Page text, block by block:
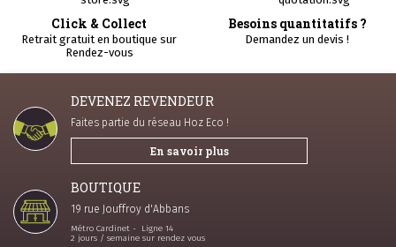
Click & Collect
Retrait gratuit en boutique sur
Rendez-vous
Besoins quantitatifs ?
Demandez un devis !
DEVENEZ REVENDEUR
Faites partie du réseau Hoz Eco !
En savoir plus
BOUTIQUE
19 rue Jouffroy d'Abbans
Métro Cardinet - Ligne 14
2 jours / semaine sur rendez vous